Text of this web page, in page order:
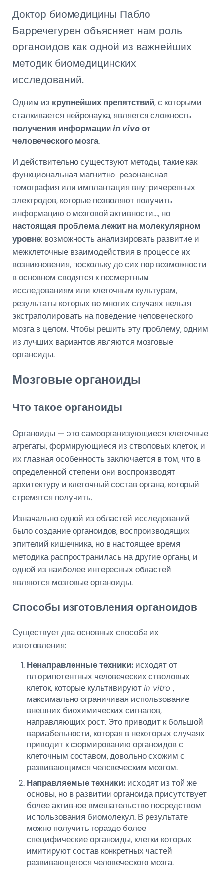
Доктор биомедицины Пабло
Барречегурен объясняет нам роль
органоидов как одной из важнейших
методик биомедицинских
исследований.
Одним из крупнейших препятствий, с которыми
сталкивается нейронаука, является сложность
получения информацииin vivoот
человеческого мозга.
И действительно существуют методы, такие как
функциональная магнитно-резонансная
томография или имплантация внутричерепных
электродов, которые позволяют получить
информацию о мозговой активности…, но
настоящая проблема лежит на молекулярном
уровне: возможность анализировать развитие и
межклеточные взаимодействия в процессе их
возникновения, поскольку до сих пор возможности
в основном сводятся к посмертным
исследованиям или клеточным культурам,
результаты которых во многих случаях нельзя
экстраполировать на поведение человеческого
мозга в целом. Чтобы решить эту проблему, одним
из лучших вариантов являются мозговые
органоиды.
Мозговые органоиды
Что такое органоиды
Органоиды — это самоорганизующиеся клеточные
агрегаты, формирующиеся из стволовых клеток, и
их главная особенность заключается в том, что в
определенной степени они воспроизводят
архитектуру и клеточный состав органа, который
стремятся получить.
Изначально одной из областей исследований
было создание органоидов, воспроизводящих
эпителий кишечника, но в настоящее время
методика распространилась на другие органы, и
одной из наиболее интересных областей
являются мозговые органоиды.
Способы изготовления органоидов
Существует два основных способа их
изготовления:
Ненаправленные техники: исходят от
плюрипотентных человеческих стволовых
клеток, которые культивируютin vitro,
максимально ограничивая использование
внешних биохимических сигналов,
направляющих рост. Это приводит к большой
вариабельности, которая в некоторых случаях
приводит к формированию органоидов с
клеточным составом, довольно схожим с
развивающимся человеческим мозгом.
Направляемые техники: исходят из той же
основы, но в развитии органоида присутствует
более активное вмешательство посредством
использования биомолекул. В результате
можно получить гораздо более
специфические органоиды, клетки которых
имитируют состав конкретных частей
развивающегося человеческого мозга.